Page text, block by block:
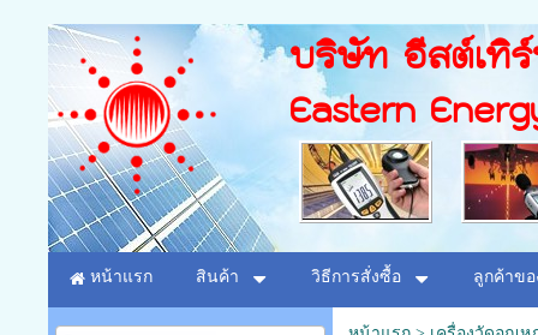
บริษัท อีสต์เทิ
Eastern
หน้าแรก สินค้า วิธีการสั่งซื้อ ลูกค้าขอ